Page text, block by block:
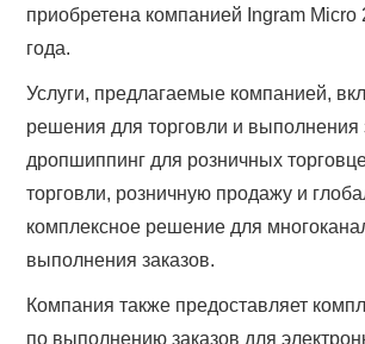
приобретена компанией Ingram Micro
года.
Услуги, предлагаемые компанией,
решения для торговли и выполнения
дропшиппинг для розничных
торговли, розничную продажу и
комплексное решение для
выполнения заказов.
Компания также предоставляет
по выполнению заказов для